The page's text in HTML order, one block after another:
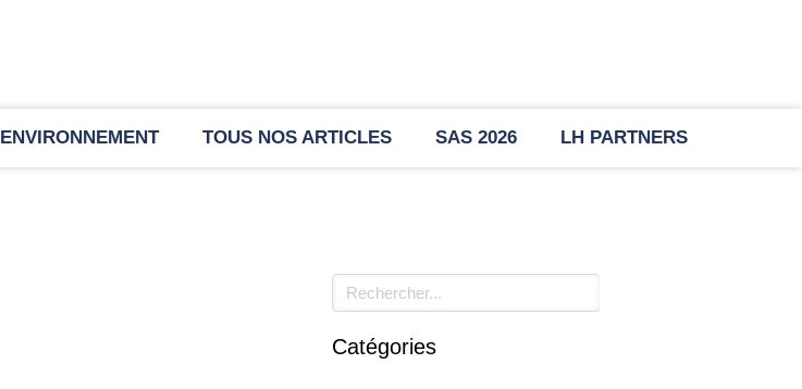
ENVIRONNEMENT TOUS NOS ARTICLES SAS 2026 LH PARTNERS
Rechercher
Catégories